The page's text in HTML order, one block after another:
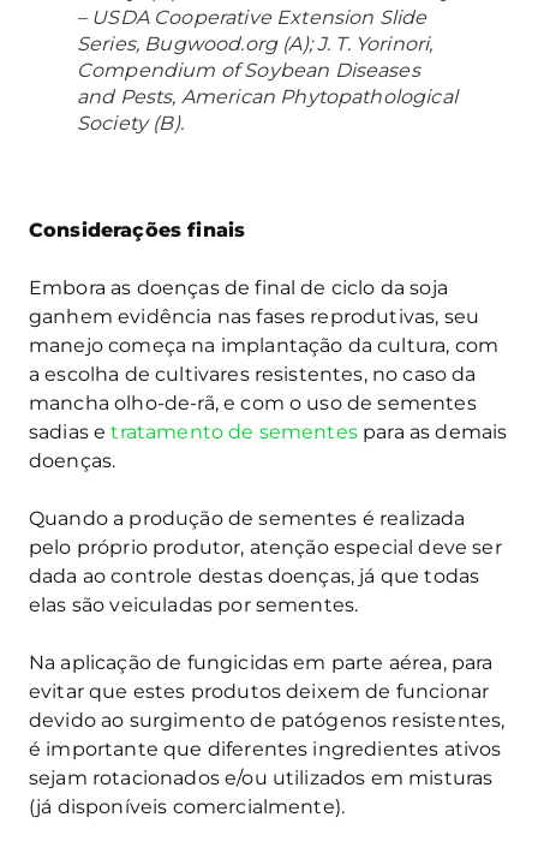
– USDA Cooperative Extension Slide
Series, Bugwood.org (A); J. T. Yorinori,
Compendium of Soybean Diseases
and Pests, American Phytopathological
Society (B).
Considerações finais
Embora as doenças de final de ciclo da soja
ganhem evidência nas fases reprodutivas, seu
manejo começa na implantação da cultura, com
a escolha de cultivares resistentes, no caso da
mancha olho-de-rã, e com o uso de sementes
sadias etratamento de sementespara as demais
doenças.
Quando a produção de sementes é realizada
pelo próprio produtor, atenção especial deve ser
dada ao controle destas doenças, já que todas
elas são veiculadas por sementes.
Na aplicação de fungicidas em parte aérea, para
evitar que estes produtos deixem de funcionar
devido ao surgimento de patógenos resistentes,
é importante que diferentes ingredientes ativos
sejam rotacionados e/ou utilizados em misturas
(já disponíveis comercialmente).